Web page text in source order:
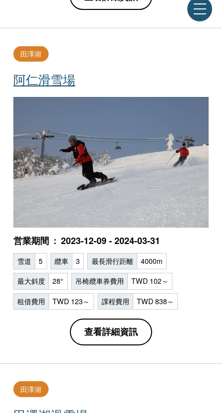
阿仁滑雪場
田澤湖
営業期間 2023-12-09 - 2024-03-31
雪道 5 纜車 3 最長滑行距離 4000m
最大斜度 28° 吊椅纜車券費用 TWD 102～
租借費用 TWD 123～ 課程費用 TWD 838～
查看詳細資訊
田澤湖